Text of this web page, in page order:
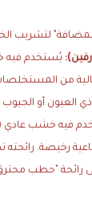
المضافة" لتشريب
يُستخدم فيه
من
العيون أو الجيوب
فيه خشب عادي
رخيصة.
إلى رائحة "حطب